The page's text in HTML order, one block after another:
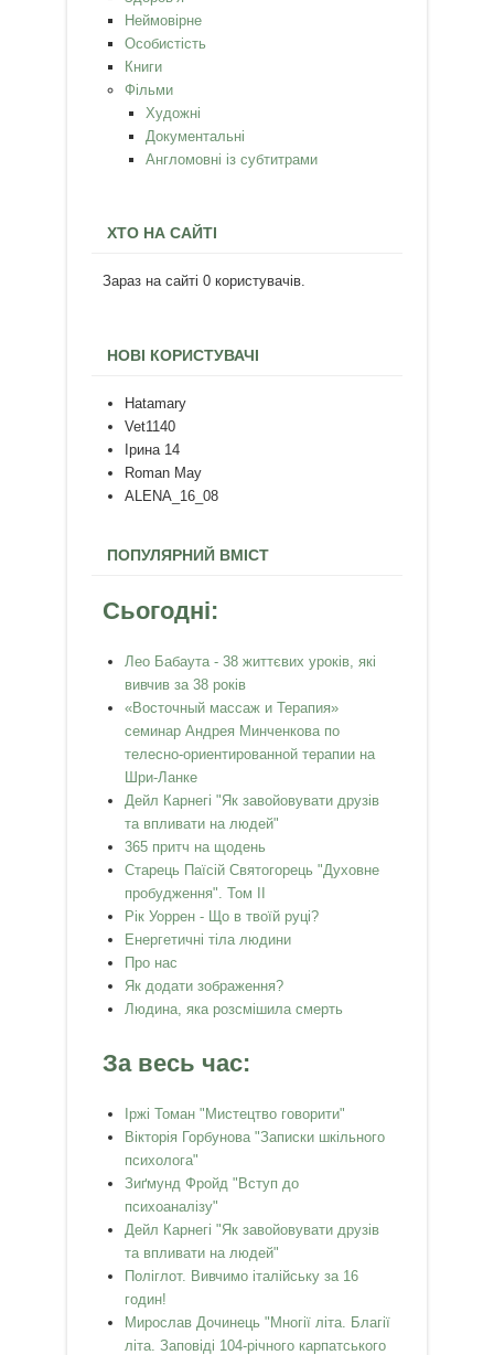
Неймовірне
Особистість
Книги
Фільми
Художні
Документальні
Англомовні із субтитрами
ХТО НА САЙТІ
Зараз на сайті 0 користувачів.
НОВІ КОРИСТУВАЧІ
Hatamary
Vet1140
Ірина 14
Roman May
ALENA_16_08
ПОПУЛЯРНИЙ ВМІСТ
Сьогодні:
Лео Бабаута - 38 життєвих уроків, які
вивчив за 38 років
«Восточный массаж и Терапия»
семинар Андрея Минченкова по
телесно-ориентированной терапии на
Шри-Ланке
Дейл Карнегі "Як завойовувати друзів
та впливати на людей"
365 притч на щодень
Старець Паїсій Святогорець "Духовне
пробудження". Том ІІ
Рік Уоррен - Що в твоїй руці?
Енергетичні тіла людини
Про нас
Як додати зображення?
Людина, яка розсмішила смерть
За весь час:
Іржі Томан "Мистецтво говорити"
Вікторія Горбунова "Записки шкільного
психолога"
Зиґмунд Фройд "Вступ до
психоаналізу"
Дейл Карнегі "Як завойовувати друзів
та впливати на людей"
Поліглот. Вивчимо італійську за 16
годин!
Мирослав Дочинець "Многії літа. Благії
літа. Заповіді 104-річного карпатського